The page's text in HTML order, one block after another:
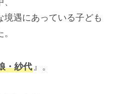
遇にあっている子ども
・紗代』。